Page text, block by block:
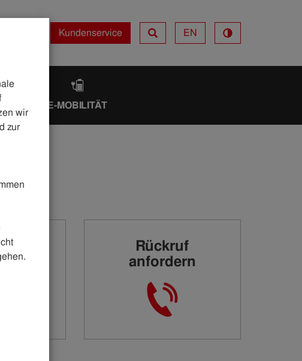
Kundenservice EN
E-MOBILITÄT
Rückruf
anfordern
wir
zur